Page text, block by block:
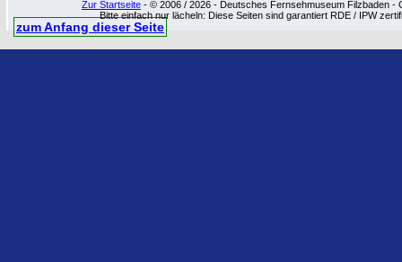
Zur Startseite - © 2006 / 2026 - Deutsches Fernsehmuseum Filzbaden -
Bitte einfach nur lächeln: Diese Seiten sind garantiert RDE / IPW
zum Anfang dieser Seite